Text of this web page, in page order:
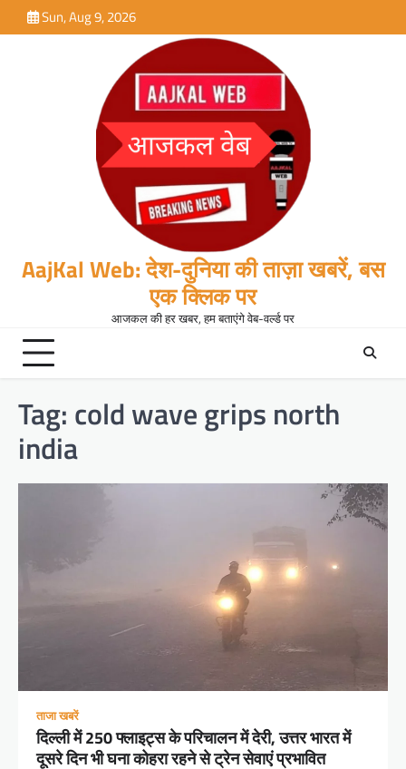
to
Sun, Aug 9, 2026
AajKal Web: देश-दुनिया की ताज़ा खबरें, बस
एक क्लिक पर
आजकल की हर खबर, हम बताएंगे वेब-वर्ल्ड पर
Tag: cold wave grips north
india
ताजा खबरें
दिल्ली में 250 फ्लाइट्स के परिचालन में देरी, उत्तर भारत में
दूसरे दिन भी घना कोहरा रहने से ट्रेन सेवाएं प्रभावित